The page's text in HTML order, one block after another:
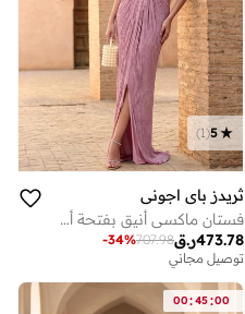
5
(
1
)
ثريدز باي اجوني
فستان ماكسي أنيق بفتحة أمامية
ر.ق473.78
707.98
-34%
توصيل مجاني
00:45:00